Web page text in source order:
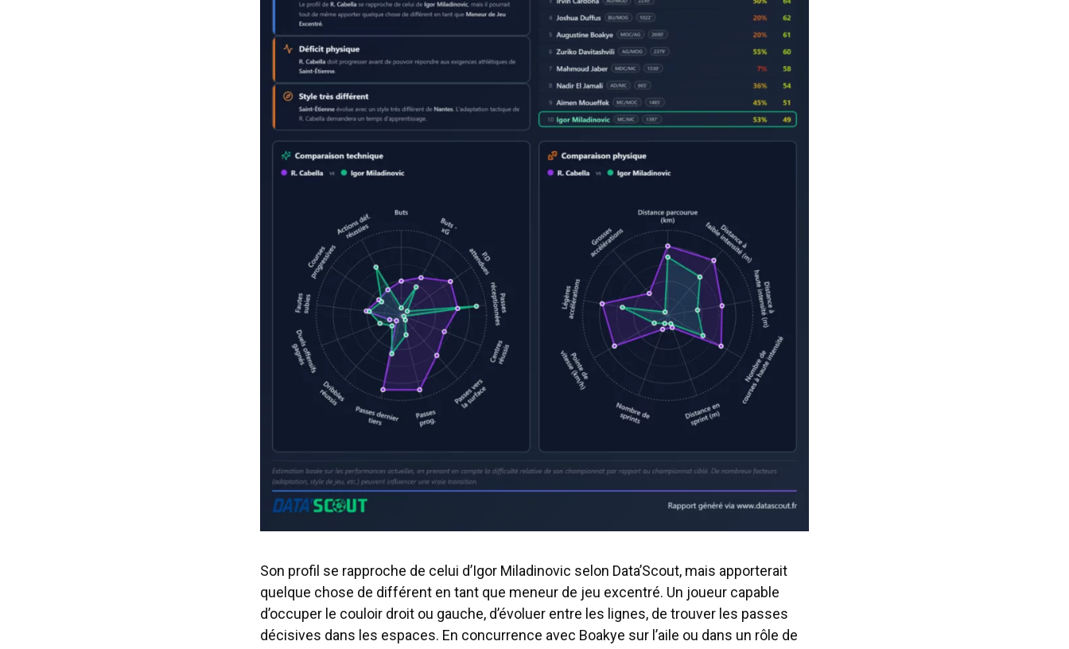
Son profil se rapproche de celui d’Igor Miladinovic selon Data’Scout, mais apporterait
quelque chose de différent en tant que meneur de jeu excentré. Un joueur capable
d’occuper le couloir droit ou gauche, d’évoluer entre les lignes, de trouver les passes
décisives dans les espaces. En concurrence avec Boakye sur l’aile ou dans un rôle de